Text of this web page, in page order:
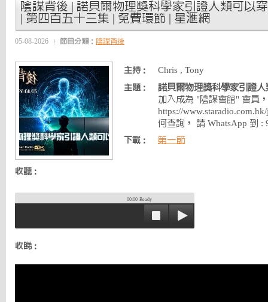
陰謀背後 | 諾貝爾物理獎科學家引證人類可以穿
| 第四百五十三集 | 免費環節 | 星滙網
05-08-2026 節目分類： 陰謀背後
主持： Chris , Tony
主題：
諾貝爾物理獎科學家引證
加入成為 "陰謀會館" 會員
https://
何查詢， 請 WhatsApp 到 :
下載： 第一節
收聽：
00:00 Ready
收睇：